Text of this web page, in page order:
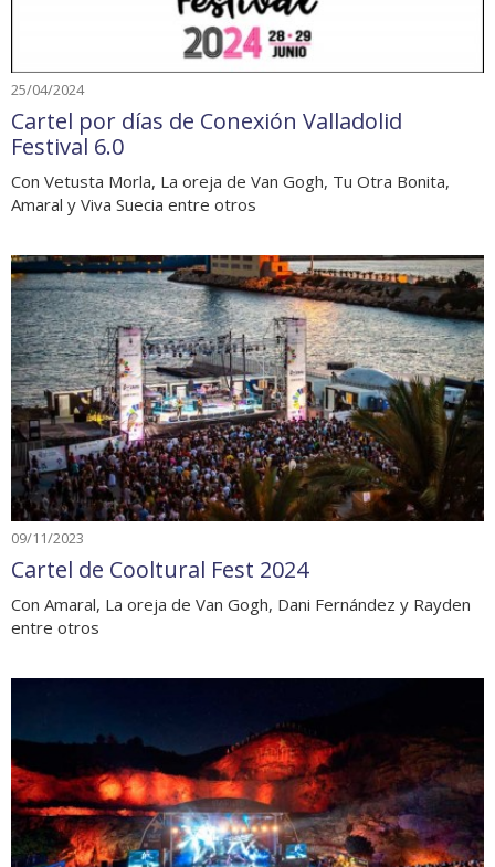
25/04/2024
Cartel por días de Conexión Valladolid
Festival 6.0
Con Vetusta Morla, La oreja de Van Gogh, Tu Otra Bonita,
Amaral y Viva Suecia entre otros
09/11/2023
Cartel de Cooltural Fest 2024
Con Amaral, La oreja de Van Gogh, Dani Fernández y Rayden
entre otros